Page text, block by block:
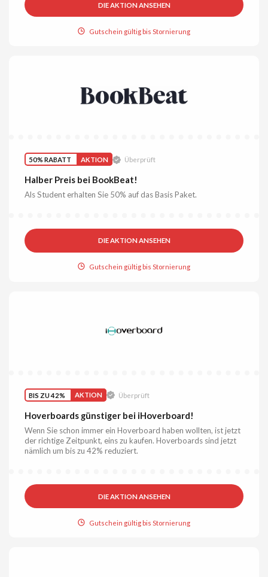
DIE AKTION ANSEHEN
Gutschein gültig bis Stornierung
50% RABATT AKTION Überprüft
Halber Preis bei BookBeat!
Als Student erhalten Sie 50% auf das Basis Paket.
DIE AKTION ANSEHEN
Gutschein gültig bis Stornierung
BIS ZU 42% AKTION Überprüft
Hoverboards günstiger bei iHoverboard!
Wenn Sie schon immer ein Hoverboard haben wollten, ist jetzt
der richtige Zeitpunkt, eins zu kaufen. Hoverboards sind jetzt
nämlich um bis zu 42% reduziert.
DIE AKTION ANSEHEN
Gutschein gültig bis Stornierung